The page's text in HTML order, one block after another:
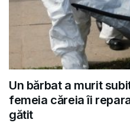
Un bărbat a murit
femeia căreia îi
gătit